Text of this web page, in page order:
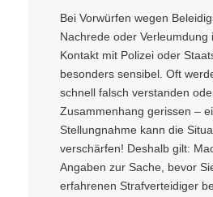
Bei Vorwürfen wegen
Nachrede oder Verleumdung
Kontakt mit Polizei oder
besonders sensibel. Oft
schnell falsch verstanden
Zusammenhang gerissen –
Stellungnahme kann die
verschärfen! Deshalb gilt:
Angaben zur Sache, bevor
erfahrenen Strafverteidiger